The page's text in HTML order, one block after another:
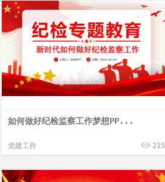
如何做好纪检监察工作梦想PP...
党建工作 215